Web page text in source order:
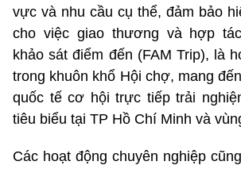
vực và nhu cầu cụ thể, đảm bảo
cho việc giao thương và hợp
khảo sát điểm đến (FAM Trip), là
trong khuôn khổ Hội chợ, mang
quốc tế cơ hội trực tiếp trải
tiêu biểu tại TP Hồ Chí Minh và
Các hoạt động chuyên nghiệp